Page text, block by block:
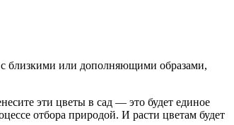
с близкими или дополняющими образами,
эти цветы в сад — это будет единое
отбора природой. И расти цветам будет